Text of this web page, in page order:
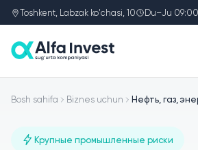
Toshkent, Labzak ko'chasi, 10 Du–Ju
Bosh sahifa Biznes uchun Нефть, газ,
Крупные промышленные риски